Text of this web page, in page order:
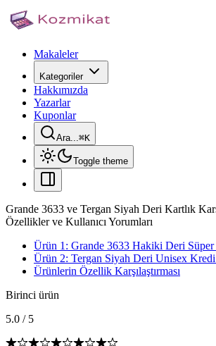
Makaleler
Kategoriler
Hakkımızda
Yazarlar
Kuponlar
Ara...⌘K
Toggle theme
Grande 3633 ve Tergan Siyah Deri Kartlık
Özellikler ve Kullanıcı Yorumları
Ürün 1: Grande 3633 Hakiki Deri Süper
Ürün 2: Tergan Siyah Deri Unisex
Ürünlerin Özellik Karşılaştırması
Birinci ürün
5.0 / 5